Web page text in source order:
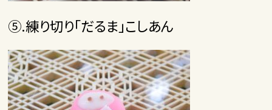
⑤.練り切り「だるま」こしあん